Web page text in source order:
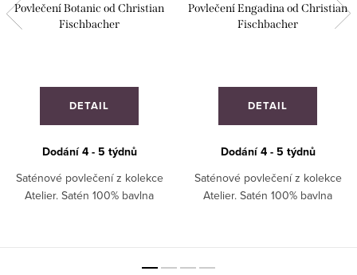
Povlečení Botanic od Christian
Fischbacher
DETAIL
Dodání 4 - 5 týdnů
Saténové povlečení z kolekce
Atelier. Satén 100% bavlna
Povlečení Engadina od Christian
Fischbacher
DETAIL
Dodání 4 - 5 týdnů
Saténové povlečení z kolekce
Atelier. Satén 100% bavlna